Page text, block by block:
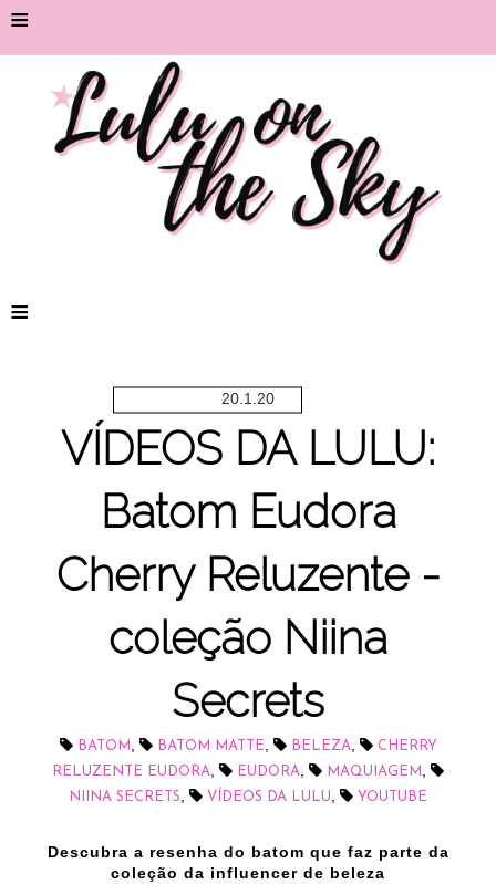
≡
≡
20.1.20
VÍDEOS DA LULU:
Batom Eudora
Cherry Reluzente -
coleção Niina
Secrets
BATOM , BATOM MATTE, BELEZA,
CHERRY
RELUZENTE EUDORA, EUDORA, MAQUIAGEM ,
NIINA SECRETS, VÍDEOS DA LULU, YOUTUBE
Descubra a resenha do batom que faz parte da
coleção da influencer de beleza